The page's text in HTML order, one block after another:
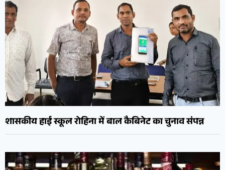
शासकीय हाई स्कूल रोहिना में बाल कैबिनेट का चुनाव संपन्न